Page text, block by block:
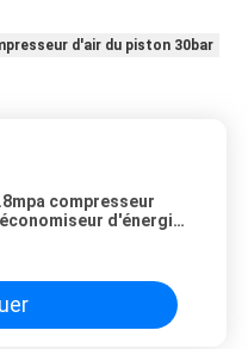
d'air du piston 30bar
compresseur
d'énergie